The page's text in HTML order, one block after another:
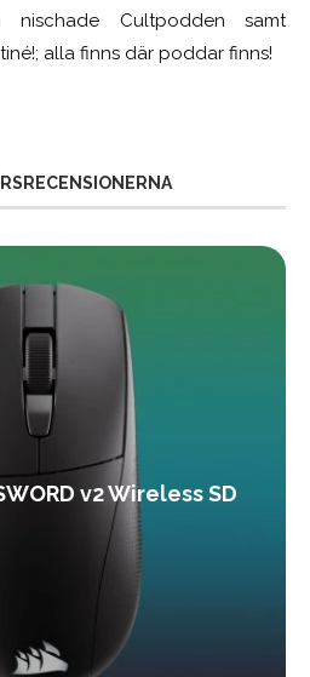
Cultpodden samt
alla finns där poddar finns!
v2 Wireless SD